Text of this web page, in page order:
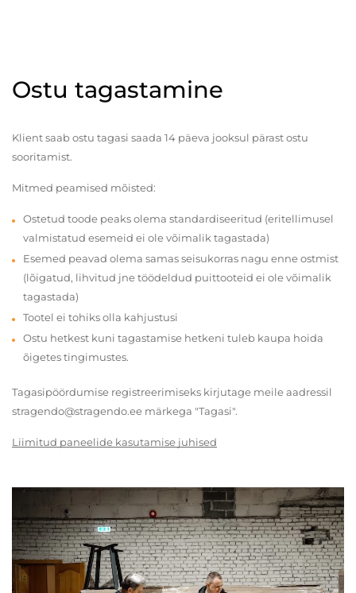
Ostu tagastamine
Klient saab ostu tagasi saada 14 päeva jooksul pärast ostu
sooritamist.
Mitmed peamised mõisted:
Ostetud toode peaks olema standardiseeritud (eritellimusel
valmistatud esemeid ei ole võimalik tagastada)
Esemed peavad olema samas seisukorras nagu enne ostmist
(lõigatud, lihvitud jne töödeldud puittooteid ei ole võimalik
tagastada)
Tootel ei tohiks olla kahjustusi
Ostu hetkest kuni tagastamise hetkeni tuleb kaupa hoida
õigetes tingimustes.
Tagasipöördumise registreerimiseks kirjutage meile aadressil
stragendo@stragendo.ee märkega "Tagasi".
Liimitud paneelide kasutamise juhised